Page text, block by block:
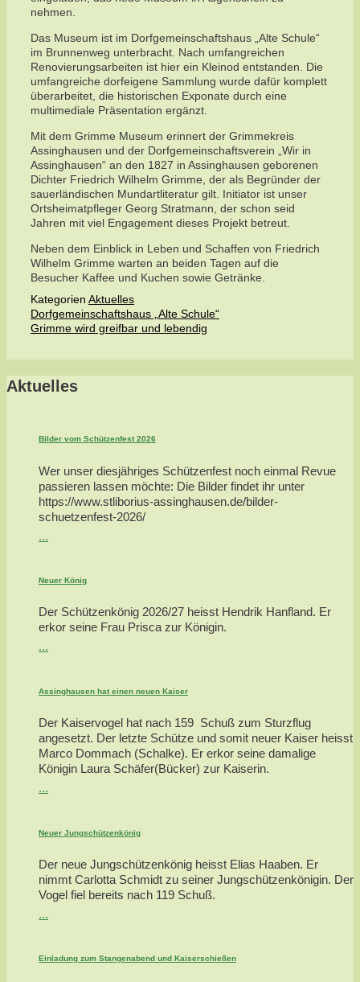
nehmen.
Das Museum ist im Dorfgemeinschaftshaus „Alte Schule“
im Brunnenweg unterbracht. Nach umfangreichen
Renovierungsarbeiten ist hier ein Kleinod entstanden. Die
umfangreiche dorfeigene Sammlung wurde dafür komplett
überarbeitet, die historischen Exponate durch eine
multimediale Präsentation ergänzt.
Mit dem Grimme Museum erinnert der Grimmekreis
Assinghausen und der Dorfgemeinschaftsverein „Wir in
Assinghausen“ an den 1827 in Assinghausen geborenen
Dichter Friedrich Wilhelm Grimme, der als Begründer der
sauerländischen Mundartliteratur gilt. Initiator ist unser
Ortsheimatpfleger Georg Stratmann, der schon seid
Jahren mit viel Engagement dieses Projekt betreut.
Neben dem Einblick in Leben und Schaffen von Friedrich
Wilhelm Grimme warten an beiden Tagen auf die
Besucher Kaffee und Kuchen sowie Getränke.
Kategorien Aktuelles
Dorfgemeinschaftshaus „Alte Schule“
Grimme wird greifbar und lebendig
Aktuelles
Bilder vom Schützenfest 2026
Wer unser diesjähriges Schützenfest noch einmal Revue
passieren lassen möchte: Die Bilder findet ihr unter
https://www.stliborius-assinghausen.de/bilder-
schuetzenfest-2026/
...
Neuer König
Der Schützenkönig 2026/27 heisst Hendrik Hanfland. Er
erkor seine Frau Prisca zur Königin.
...
Assinghausen hat einen neuen Kaiser
Der Kaiservogel hat nach 159 Schuß zum Sturzflug
angesetzt. Der letzte Schütze und somit neuer Kaiser heisst
Marco Dommach (Schalke). Er erkor seine damalige
Königin Laura Schäfer(Bücker) zur Kaiserin.
...
Neuer Jungschützenkönig
Der neue Jungschützenkönig heisst Elias Haaben. Er
nimmt Carlotta Schmidt zu seiner Jungschützenkönigin. Der
Vogel fiel bereits nach 119 Schuß.
...
Einladung zum Stangenabend und Kaiserschießen